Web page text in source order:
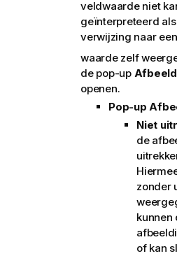
veldwaarde niet
geïnterpreteerd
verwijzing naar
waarde zelf
de pop-up
openen.
Pop-up
Niet
de
zonder
kunnen
of kan